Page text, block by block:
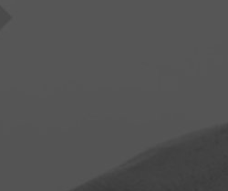
くり・臓器モデル
：クロスメディカル)